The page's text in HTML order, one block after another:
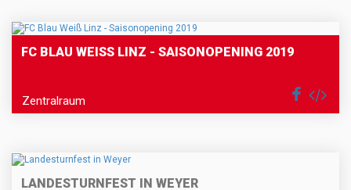
FC BLAU WEISS LINZ - SAISONOPENING 2019
Zentralraum
LANDESTURNFEST IN WEYER